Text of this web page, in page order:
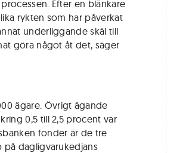
Efter en blänkare
rykten som har påverkat
underliggande skäl till
göra något åt det, säger
ägare. Övrigt ägande
0,5 till 2,5 procent var
fonder är de tre
på dagligvarukedjans